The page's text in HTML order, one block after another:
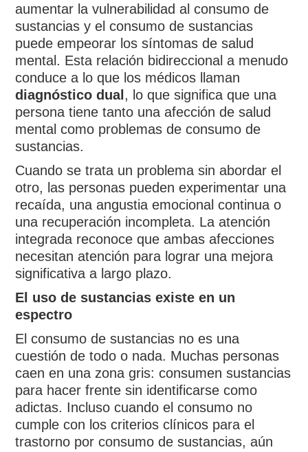
aumentar la vulnerabilidad al consumo de
sustancias y el consumo de sustancias
puede empeorar los síntomas de salud
mental. Esta relación bidireccional a menudo
conduce a lo que los médicos llaman
diagnóstico dual, lo que significa que una
persona tiene tanto una afección de salud
mental como problemas de consumo de
sustancias.
Cuando se trata un problema sin abordar el
otro, las personas pueden experimentar una
recaída, una angustia emocional continua o
una recuperación incompleta. La atención
integrada reconoce que ambas afecciones
necesitan atención para lograr una mejora
significativa a largo plazo.
El uso de sustancias existe en un
espectro
El consumo de sustancias no es una
cuestión de todo o nada. Muchas personas
caen en una zona gris: consumen sustancias
para hacer frente sin identificarse como
adictas. Incluso cuando el consumo no
cumple con los criterios clínicos para el
trastorno por consumo de sustancias, aún